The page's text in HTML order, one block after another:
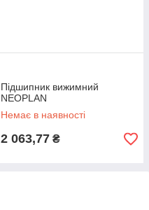
Підшипник вижимний
NEOPLAN
Немає в наявності
2 063,77 ₴